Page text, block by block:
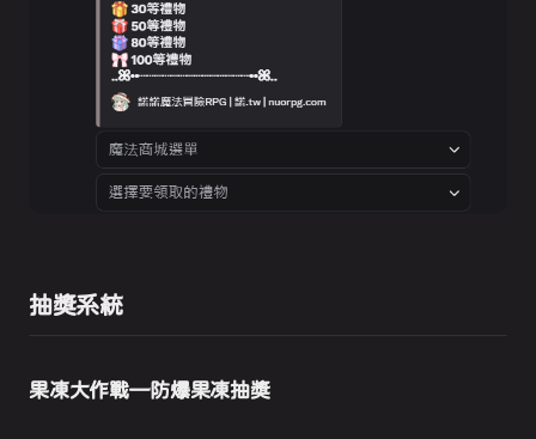
抽獎系統
果凍大作戰—防爆果凍抽獎